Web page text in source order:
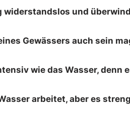
widerstandslos und
Gewässers auch sein
wie das Wasser, denn
arbeitet, aber es